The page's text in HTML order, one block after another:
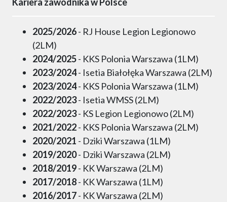
2025/2026- RJ House Legion Legionowo
(2LM)
2024/2025- KKS Polonia Warszawa (1LM)
2023/2024- Isetia Białołęka Warszawa (2LM)
2023/2024- KKS Polonia Warszawa (1LM)
2022/2023- Isetia WMSS (2LM)
2022/2023- KS Legion Legionowo (2LM)
2021/2022- KKS Polonia Warszawa (2LM)
2020/2021 - Dziki Warszawa (1LM)
2019/2020- Dziki Warszawa (2LM)
2018/2019- KK Warszawa (2LM)
2017/2018- KK Warszawa (1LM)
2016/2017- KK Warszawa (2LM)